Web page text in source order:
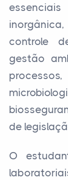
controle
gestão
de
O